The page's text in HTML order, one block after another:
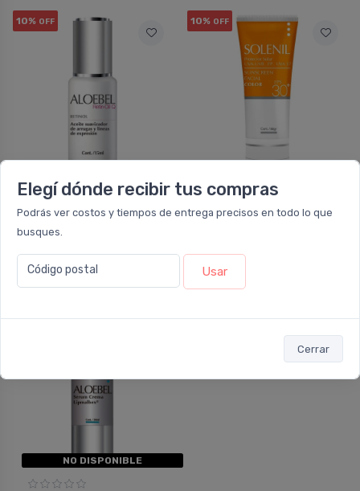
Elegí dónde recibir tus compras
Podrás ver costos y tiempos de entrega precisos en todo lo que
busques.
Código postal Usar
Cerrar
10% OFF
FORTBENTON
Aceite Suavizador De
10% OFF
FORTBENTON
NO DISPONIBLE